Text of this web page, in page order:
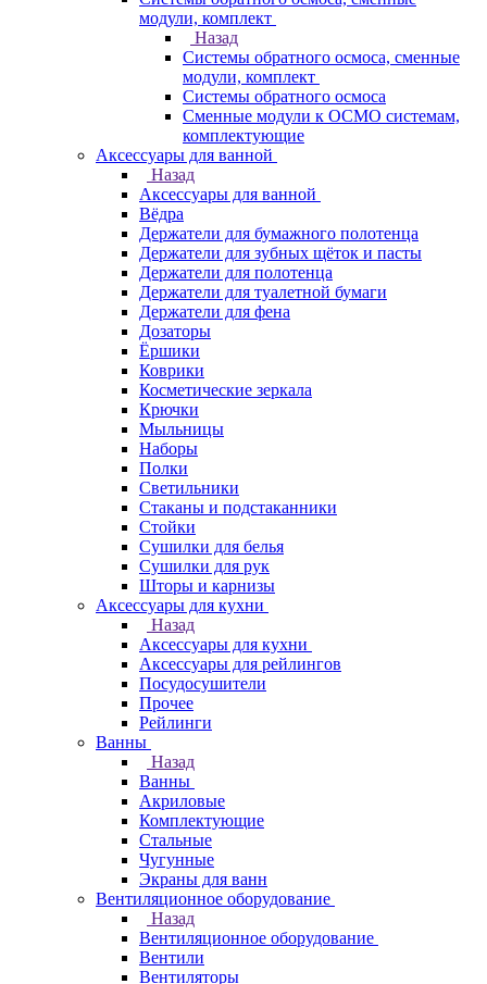
модули, комплект
Назад
Системы обратного осмоса, сменные
модули, комплект
Системы обратного осмоса
Сменные модули к ОСМО системам,
комплектующие
Аксессуары для ванной
Назад
Аксессуары для ванной
Вёдра
Держатели для бумажного полотенца
Держатели для зубных щёток и пасты
Держатели для полотенца
Держатели для туалетной бумаги
Держатели для фена
Дозаторы
Ёршики
Коврики
Косметические зеркала
Крючки
Мыльницы
Наборы
Полки
Светильники
Стаканы и подстаканники
Стойки
Сушилки для белья
Сушилки для рук
Шторы и карнизы
Аксессуары для кухни
Назад
Аксессуары для кухни
Аксессуары для рейлингов
Посудосушители
Прочее
Рейлинги
Ванны
Назад
Ванны
Акриловые
Комплектующие
Стальные
Чугунные
Экраны для ванн
Вентиляционное оборудование
Назад
Вентиляционное оборудование
Вентили
Вентиляторы